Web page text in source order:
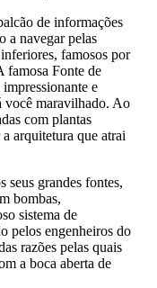
de informações
a navegar pelas
famosos por
famosa Fonte de
impressionante e
você maravilhado. Ao
com plantas
arquitetura que atrai
seus grandes fontes,
bombas,
sistema de
pelos engenheiros do
razões pelas quais
a boca aberta de